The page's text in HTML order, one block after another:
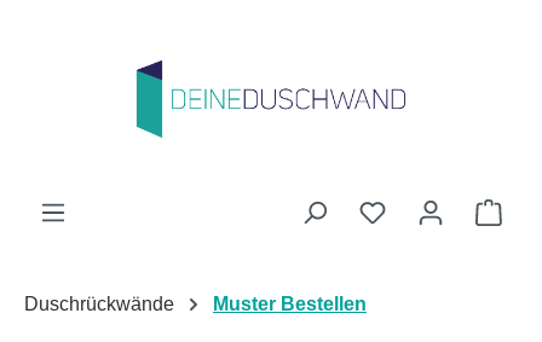
Du hast 0
Duschrückwände Muster Bestellen